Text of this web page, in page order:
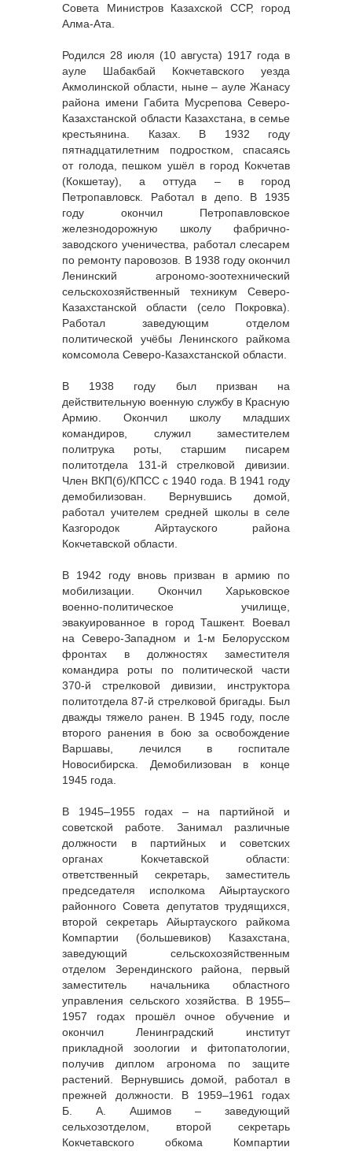
Совета Министров Казахской ССР, город
Алма-Ата.
Родился 28 июля (10 августа) 1917 года в
ауле Шабакбай Кокчетавского уезда
Акмолинской области, ныне – ауле Жанасу
района имени Габита Мусрепова Северо-
Казахстанской области Казахстана, в семье
крестьянина. Казах. В 1932 году
пятнадцатилетним подростком, спасаясь
от голода, пешком ушёл в город Кокчетав
(Кокшетау), а оттуда – в город
Петропавловск. Работал в депо. В 1935
году окончил Петропавловское
железнодорожную школу фабрично-
заводского ученичества, работал слесарем
по ремонту паровозов. В 1938 году окончил
Ленинский агрономо-зоотехнический
сельскохозяйственный техникум Северо-
Казахстанской области (село Покровка).
Работал заведующим отделом
политической учёбы Ленинского райкома
комсомола Северо-Казахстанской области.
В 1938 году был призван на
действительную военную службу в Красную
Армию. Окончил школу младших
командиров, служил заместителем
политрука роты, старшим писарем
политотдела 131-й стрелковой дивизии.
Член ВКП(б)/КПСС с 1940 года. В 1941 году
демобилизован. Вернувшись домой,
работал учителем средней школы в селе
Казгородок Айртауского района
Кокчетавской области.
В 1942 году вновь призван в армию по
мобилизации. Окончил Харьковское
военно-политическое училище,
эвакуированное в город Ташкент. Воевал
на Северо-Западном и 1-м Белорусском
фронтах в должностях заместителя
командира роты по политической части
370-й стрелковой дивизии, инструктора
политотдела 87-й стрелковой бригады. Был
дважды тяжело ранен. В 1945 году, после
второго ранения в бою за освобождение
Варшавы, лечился в госпитале
Новосибирска. Демобилизован в конце
1945 года.
В 1945–1955 годах – на партийной и
советской работе. Занимал различные
должности в партийных и советских
органах Кокчетавской области:
ответственный секретарь, заместитель
председателя исполкома Айыртауского
районного Совета депутатов трудящихся,
второй секретарь Айыртауского райкома
Компартии (большевиков) Казахстана,
заведующий сельскохозяйственным
отделом Зерендинского района, первый
заместитель начальника областного
управления сельского хозяйства. В 1955–
1957 годах прошёл очное обучение и
окончил Ленинградский институт
прикладной зоологии и фитопатологии,
получив диплом агронома по защите
растений. Вернувшись домой, работал в
прежней должности. В 1959–1961 годах
Б. А. Ашимов – заведующий
сельхозотделом, второй секретарь
Кокчетавского обкома Компартии